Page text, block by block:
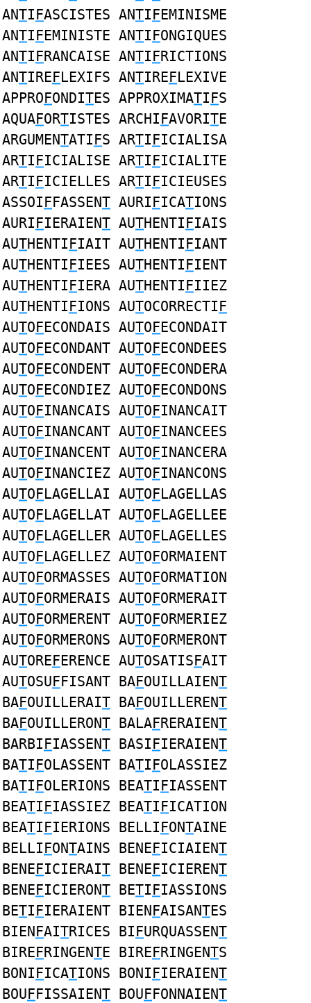
ANTIFASCISTES ANTIFEMINISME
ANTIFEMINISTE ANTIFONGIQUES
ANTIFRANCAISE ANTIFRICTIONS
ANTIREFLEXIFS ANTIREFLEXIVE
APPROFONDITES APPROXIMATIFS
AQUAFORTISTES ARCHIFAVORITE
ARGUMENTATIFS ARTIFICIALISA
ARTIFICIALISE ARTIFICIALITE
ARTIFICIELLES ARTIFICIEUSES
ASSOIFFASSENT AURIFICATIONS
AURIFIERAIENT AUTHENTIFIAIS
AUTHENTIFIAIT AUTHENTIFIANT
AUTHENTIFIEES AUTHENTIFIENT
AUTHENTIFIERA AUTHENTIFIIEZ
AUTHENTIFIONS AUTOCORRECTIF
AUTOFECONDAIS AUTOFECONDAIT
AUTOFECONDANT AUTOFECONDEES
AUTOFECONDENT AUTOFECONDERA
AUTOFECONDIEZ AUTOFECONDONS
AUTOFINANCAIS AUTOFINANCAIT
AUTOFINANCANT AUTOFINANCEES
AUTOFINANCENT AUTOFINANCERA
AUTOFINANCIEZ AUTOFINANCONS
AUTOFLAGELLAI AUTOFLAGELLAS
AUTOFLAGELLAT AUTOFLAGELLEE
AUTOFLAGELLER AUTOFLAGELLES
AUTOFLAGELLEZ AUTOFORMAIENT
AUTOFORMASSES AUTOFORMATION
AUTOFORMERAIS AUTOFORMERAIT
AUTOFORMERENT AUTOFORMERIEZ
AUTOFORMERONS AUTOFORMERONT
AUTOREFERENCE AUTOSATISFAIT
AUTOSUFFISANT BAFOUILLAIENT
BAFOUILLERAIT BAFOUILLERENT
BAFOUILLERONT BALAFRERAIENT
BARBIFIASSENT BASIFIERAIENT
BATIFOLASSENT BATIFOLASSIEZ
BATIFOLERIONS BEATIFIASSENT
BEATIFIASSIEZ BEATIFICATION
BEATIFIERIONS BELLIFONTAINE
BELLIFONTAINS BENEFICIAIENT
BENEFICIERAIT BENEFICIERENT
BENEFICIERONT BETIFIASSIONS
BETIFIERAIENT BIENFAISANTES
BIENFAITRICES BIFURQUASSENT
BIREFRINGENTE BIREFRINGENTS
BONIFICATIONS BONIFIERAIENT
BOUFFISSAIENT BOUFFONNAIENT